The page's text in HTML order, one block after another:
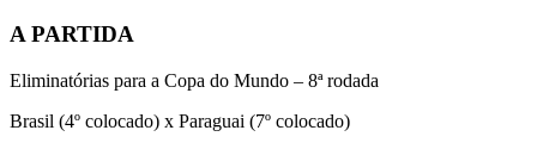
A PARTIDA
Eliminatórias para a Copa do Mundo – 8ª rodada
Brasil (4º colocado) x Paraguai (7º colocado)